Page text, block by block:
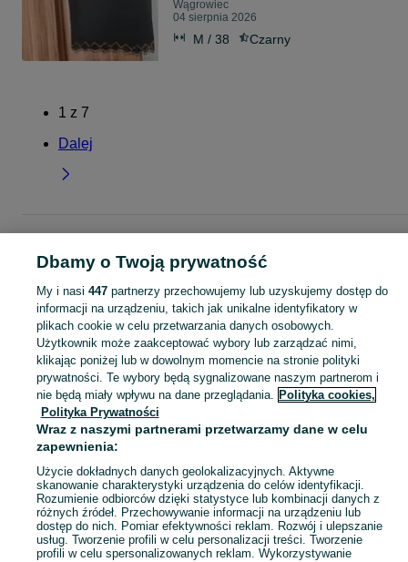
Wągrowiec
04 sierpnia 2026
M / 38 Czarny
1 z 7
Dalej
Spódnice - Wągrowiec
KATEGORIA
Szeroki wybór spódnic damskich Wągrowiec ▶️ midi, maxi, mini, jeansowe i eleganckie ✅ Nowe i używane w atrakcyjnych cenach ✌ Znajdź oferty na OLX.pl! Zobacz
Mapa kategorii
Mapa miejscowości
Mapa ministron
Popularne wyszukiwania
Dbamy o Twoją prywatność
My i nasi 447partnerzy przechowujemy lub uzyskujemy dostęp do
informacji na urządzeniu, takich jak unikalne identyfikatory w
plikach cookie w celu przetwarzania danych osobowych.
Użytkownik może zaakceptować wybory lub zarządzać nimi,
klikając poniżej lub w dowolnym momencie na stronie polityki
prywatności. Te wybory będą sygnalizowane naszym partnerom i
nie będą miały wpływu na dane przeglądania. Polityka cookies,
Polityka Prywatności
Wraz z naszymi partnerami przetwarzamy dane w celu
zapewnienia:
Użycie dokładnych danych geolokalizacyjnych. Aktywne
skanowanie charakterystyki urządzenia do celów identyfikacji.
Rozumienie odbiorców dzięki statystyce lub kombinacji danych z
różnych źródeł. Przechowywanie informacji na urządzeniu lub
dostęp do nich. Pomiar efektywności reklam. Rozwój i ulepszanie
usług. Tworzenie profili w celu personalizacji treści. Tworzenie
profili w celu spersonalizowanych reklam. Wykorzystywanie